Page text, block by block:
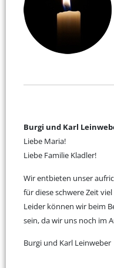
Burgi und Karl
Liebe Maria!
Liebe Familie Kladler!
Wir entbieten unser
für diese schwere Zeit
Leider können wir beim
sein, da wir uns noch im
Burgi und Karl Leinweber